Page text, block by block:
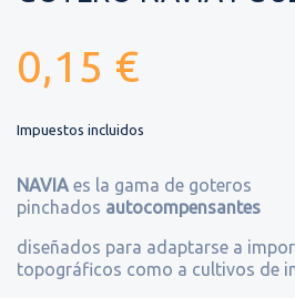
0,15 €
Impuestos incluidos
NAVIA es la gama de goteros
pinchados autocompensantes
diseñados para adaptarse a
topográficos como a cultivos de